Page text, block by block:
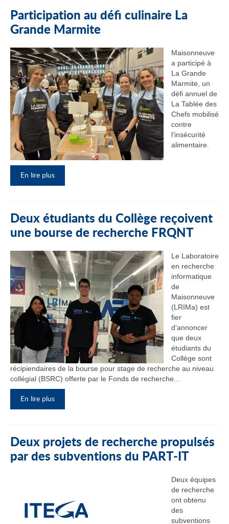
Participation au défi culinaire La
Grande Marmite
Maisonneuve
a participé à
La Grande
Marmite, un
défi annuel de
La Tablée des
Chefs mobilisé
contre
l’insécurité
alimentaire.
En lire plus
Deux étudiants du Collège reçoivent
une bourse de recherche FRQNT
Le Laboratoire
en recherche
informatique
de
Maisonneuve
(LRIMa) est
fier
d’annoncer
que deux
étudiants du
Collège sont
récipiendaires de la bourse pour stage de recherche au niveau
collégial (BSRC) offerte par le Fonds de recherche...
En lire plus
Deux projets de recherche propulsés
par des subventions du PART‑IT
Deux équipes
de recherche
ont obtenu
des
subventions